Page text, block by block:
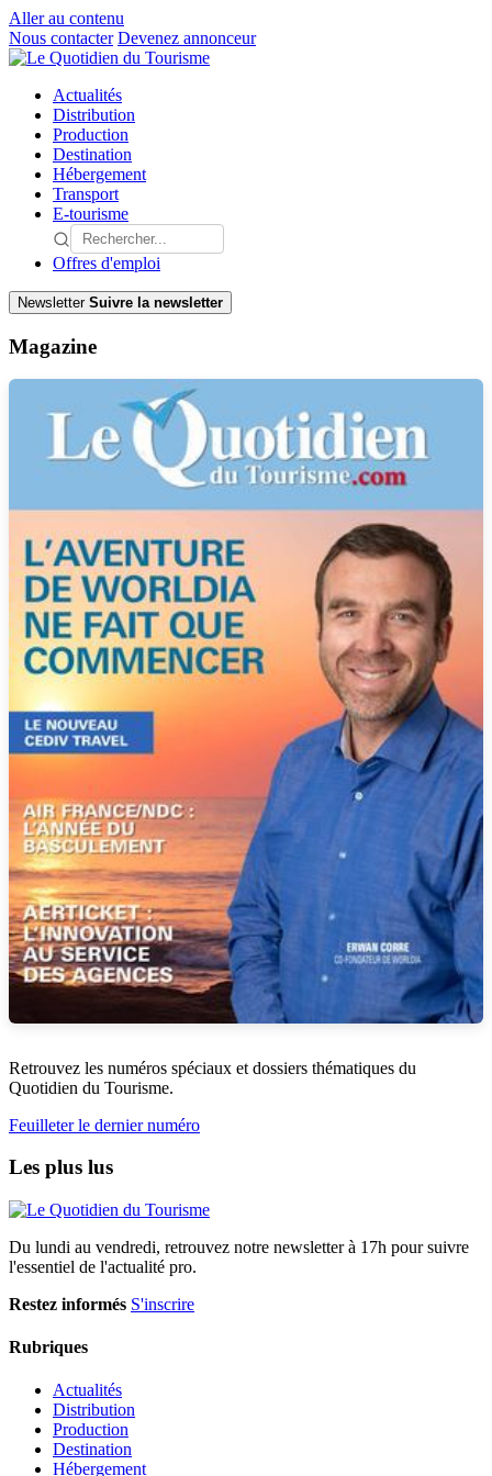
Aller au contenu
Nous contacter Devenez annonceur
Actualités
Distribution
Production
Destination
Hébergement
Transport
E-tourisme
Offres d'emploi
Newsletter Suivre la newsletter
Magazine
Retrouvez les numéros spéciaux et dossiers thématiques du
Quotidien du Tourisme.
Feuilleter le dernier numéro
Les plus lus
Du lundi au vendredi, retrouvez notre newsletter à 17h pour suivre
l'essentiel de l'actualité pro.
Restez informés S'inscrire
Rubriques
Actualités
Distribution
Production
Destination
Hébergement